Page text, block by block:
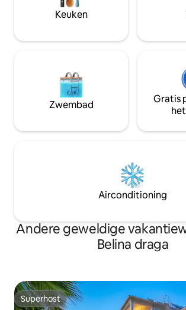
van Istrië, waardoor het een uitstekende
uitvalsbasis is om het hele schiereiland te
voor 2 auto 's.
Keuken
Zwembad
Gratis
Airconditioning
Andere geweldige
Belina draga
Superhost
Superhost